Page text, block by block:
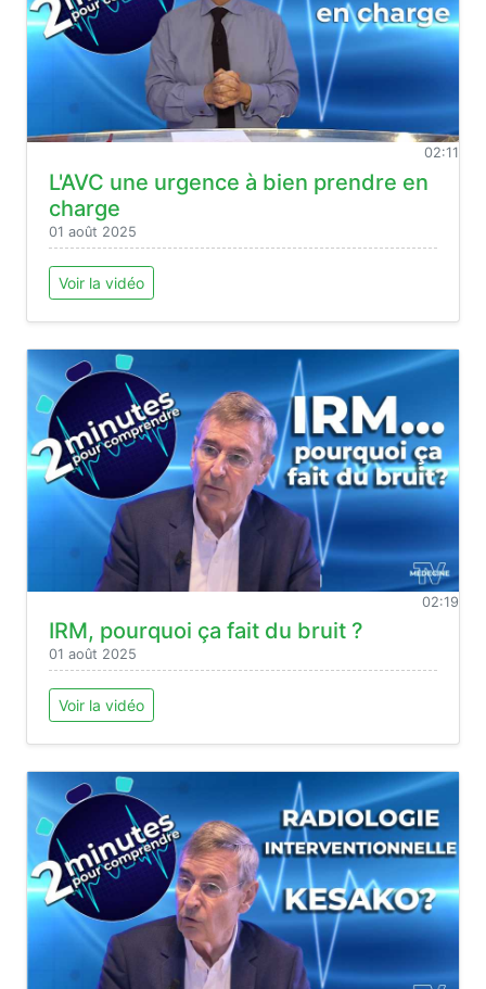
02:11
L'AVC une urgence à bien prendre en
charge
01 août 2025
Voir la vidéo
02:19
IRM, pourquoi ça fait du bruit ?
01 août 2025
Voir la vidéo